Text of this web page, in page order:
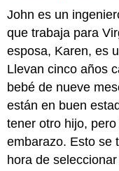
John es un
que trabaja para
esposa, Karen, es
Llevan cinco años
bebé de nueve
están en buen
tener otro hijo,
embarazo. Esto se
hora de